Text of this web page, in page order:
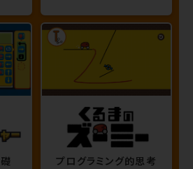
プログラミング的思考